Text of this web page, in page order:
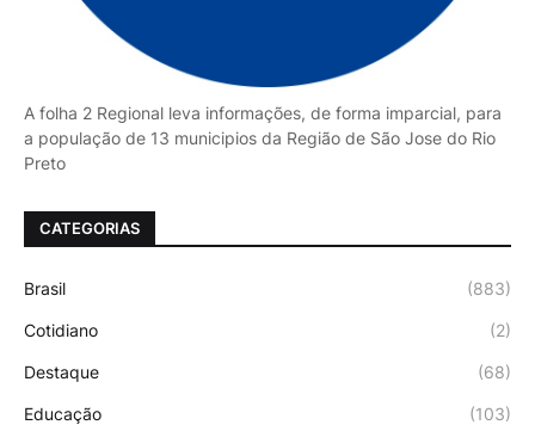
A folha 2 Regional leva informações, de forma imparcial, para
a população de 13 municipios da Região de São Jose do Rio
Preto
CATEGORIAS
Brasil (883)
Cotidiano (2)
Destaque (68)
Educação (103)